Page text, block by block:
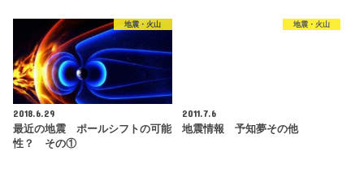
地震・火山
2018.6.29
最近の地震 ポールシフトの可能
性？ その①
地震・火山
2011.7.6
地震情報 予知夢その他